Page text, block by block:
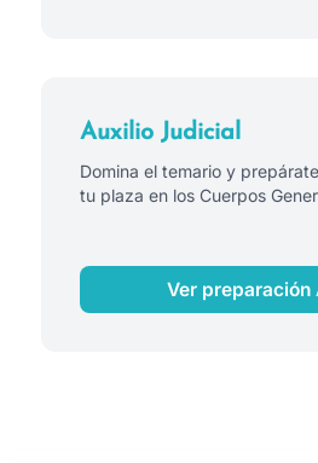
Auxilio Judicial
Domina el temario y
tu plaza en los Cuerpos
Ver preparación